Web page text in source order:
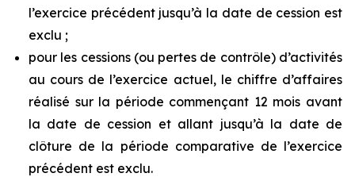
l’exercice précédent jusqu’à la date de cession est
exclu ;
pour les cessions (ou pertes de contrôle) d’activités
au cours de l’exercice actuel, le chiffre d’affaires
réalisé sur la période commençant 12 mois avant
la date de cession et allant jusqu’à la date de
clôture de la période comparative de l’exercice
précédent est exclu.